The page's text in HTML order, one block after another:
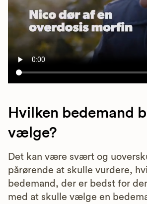
Hvilken bedemand
vælge?
Det kan være svært og
pårørende at skulle vurdere,
bedemand, der er bedst for
med at skulle vælge en